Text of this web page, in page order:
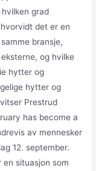
grad
det er en
bransje,
og hvilke
hytter og
hytter og
Prestrud
has become a
av mennesker
12. september.
situasjon som